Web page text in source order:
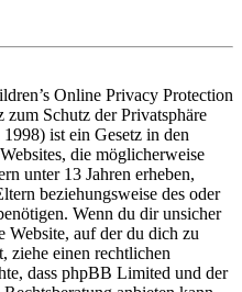
Online Privacy Protection
Schutz der Privatsphäre
ist ein Gesetz in den
die möglicherweise
unter 13 Jahren erheben,
beziehungsweise des oder
Wenn du dir unsicher
Website, auf der du dich zu
ziehe einen rechtlichen
dass phpBB Limited und der